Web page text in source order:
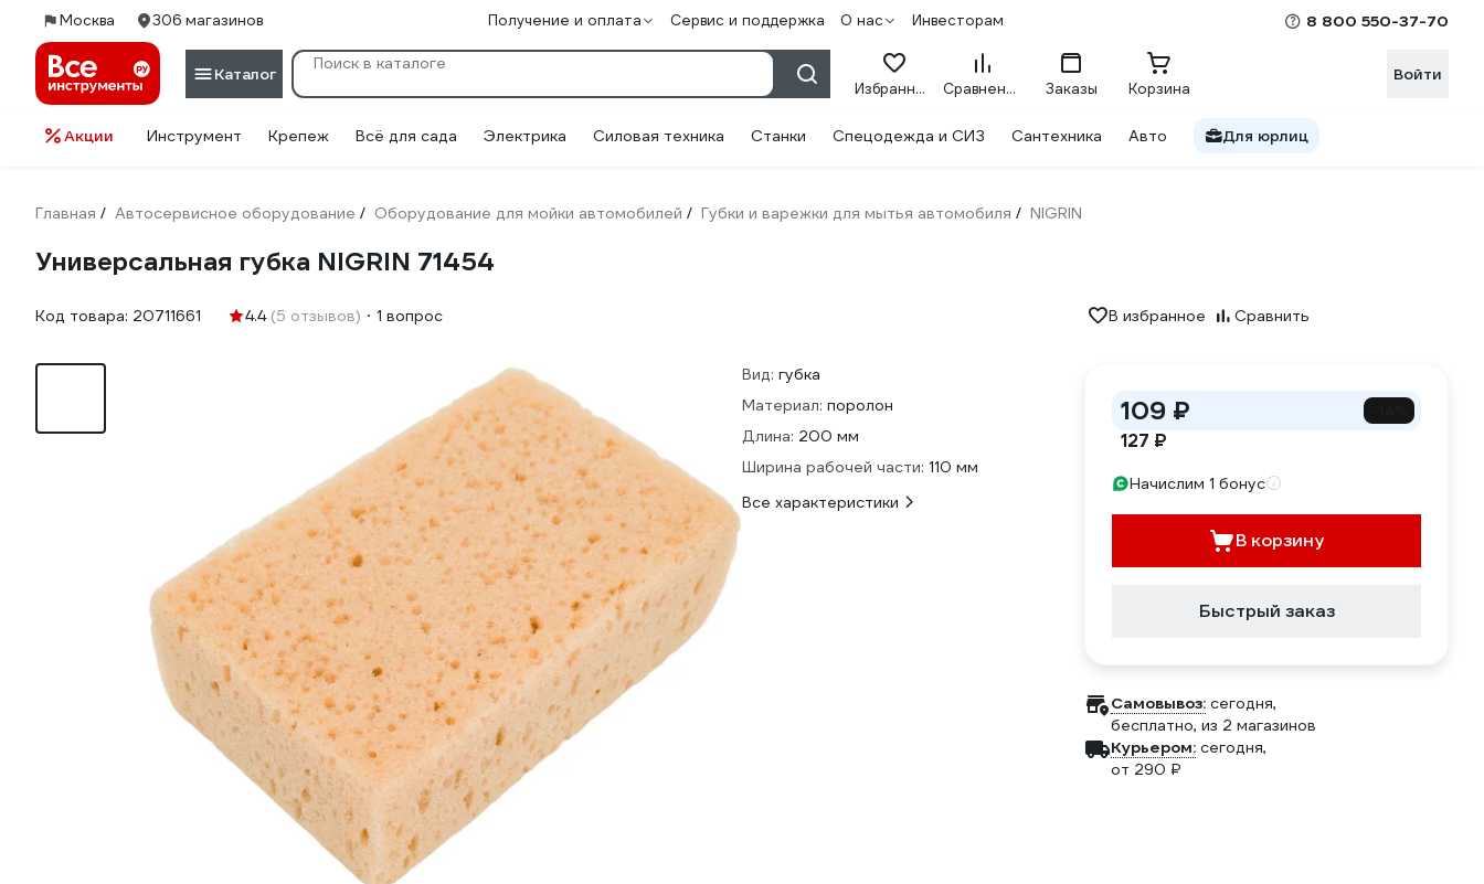
Москва 306 магазинов Получение и оплата Сервис и поддержка О нас Инвесторам 8 800 550-37-70
Каталог
Избранное Сравнение Заказы Корзина
Войти
Акции Инструмент Крепеж Всё для сада Электрика Силовая техника Станки Спецодежда и СИЗ Сантехника Авто Для юрлиц
Главная / Автосервисное оборудование / Оборудование для мойки автомобилей / Губки и варежки для мытья автомобиля / NIGRIN
Универсальная губка NIGRIN 71454
Код товара: 20711661 4.4 (5 отзывов) 1 вопрос В избранное Сравнить
Вид: губка
Материал: поролон
Длина: 200 мм
Ширина рабочей части: 110 мм
Все характеристики
109 ₽
127 ₽
Начислим 1 бонус
В корзину
Быстрый заказ
Самовывоз: сегодня,
бесплатно, из 2 магазинов
Курьером: сегодня,
от 290 ₽